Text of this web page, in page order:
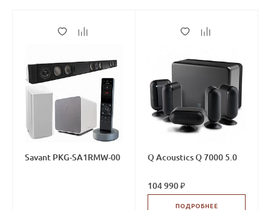
Savant PKG-SA1RMW-00 Q Acoustics Q 7000 5.0
104 990 ₽
ПОДРОБНЕЕ